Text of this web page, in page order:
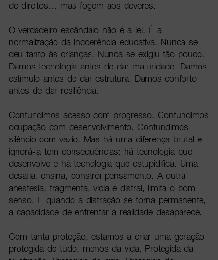
de direitos… mas fogem aos deveres.
O verdadeiro escândalo não é a lei. É a
normalização da incoerência educativa. Nunca se
deu tanto às crianças. Nunca se exigiu tão pouco.
Damos tecnologia antes de dar maturidade. Damos
estímulo antes de dar estrutura. Damos conforto
antes de dar resiliência.
Confundimos acesso com progresso. Confundimos
ocupação com desenvolvimento. Confundimos
silêncio com vazio. Mas há uma diferença brutal e
ignorá-la tem consequências: há tecnologia que
desenvolve e há tecnologia que estupidifica. Uma
desafia, ensina, constrói pensamento. A outra
anestesia, fragmenta, vicia e distrai, limita o bom
senso. E quando a distração se torna permanente,
a capacidade de enfrentar a realidade desaparece.
Com tanta proteção, estamos a criar uma geração
protegida de tudo, menos da vida. Protegida da